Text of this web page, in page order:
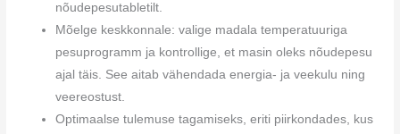
nõudepesutabletilt.
Mõelge keskkonnale: valige madala temperatuuriga
pesuprogramm ja kontrollige, et masin oleks nõudepesu
ajal täis. See aitab vähendada energia- ja veekulu ning
veereostust.
Optimaalse tulemuse tagamiseks, eriti piirkondades, kus